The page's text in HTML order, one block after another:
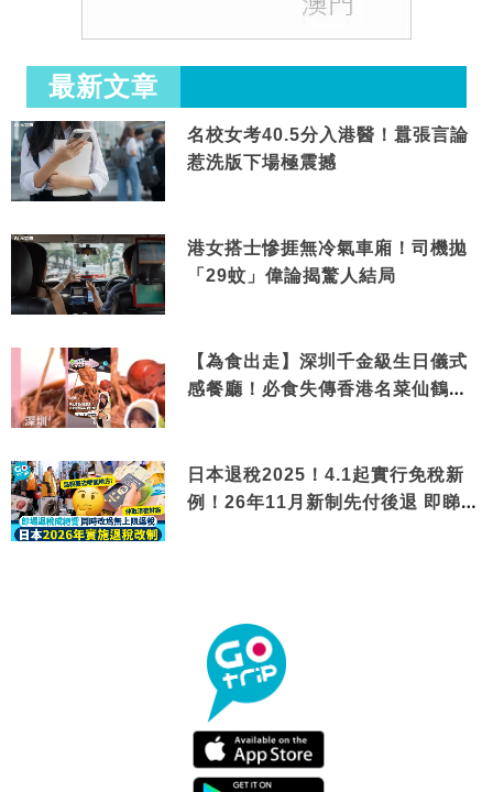
最新文章
名校女考40.5分入港醫！囂張言論
惹洗版下場極震撼
港女搭士慘捱無冷氣車廂！司機拋
「29蚊」偉論揭驚人結局
【為食出走】深圳千金級生日儀式
感餐廳！必食失傳香港名菜仙鶴神
日本退稅2025！4.1起實行免稅新
例！26年11月新制先付後退 即睇步